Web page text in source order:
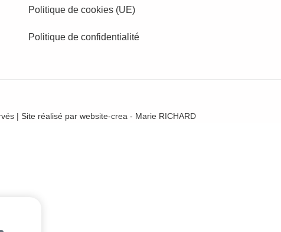
Politique de cookies (UE)
Politique de confidentialité
| Site réalisé par website-crea - Marie RICHARD